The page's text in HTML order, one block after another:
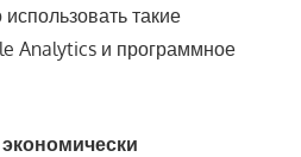
такие
Analytics и программное